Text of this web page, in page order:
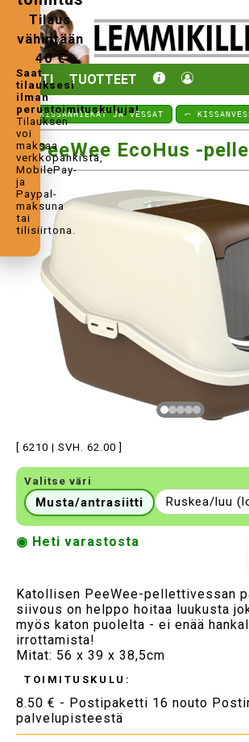
KOTI TUOTTEET
Tilaus
vähintään
40 €
Saat
tilauksesi
ilman
perustoimituskuluja!
Tilauksen
voi
maksaa
verkkopankista,
MobilePay-
ja
Paypal-
maksuna
tai
tilisiirtona.
⤺ KISSANHIEKAT JA VESSAT ⤺
PeeWee EcoHus -
[ 6210 | SVH. 62.00 ]
Valitse väri
Musta/antrasiitti Ruskea/luu
◉ Heti varastosta
Katollisen PeeWee-pellettivessan
siivous on helppo hoitaa luukusta
myös katon puolelta - ei enää
irrottamista!
Mitat: 56 x 39 x 38,5cm
TOIMITUSKULU:
8.50 € - Postipaketti 16 nouto
palvelupisteestä